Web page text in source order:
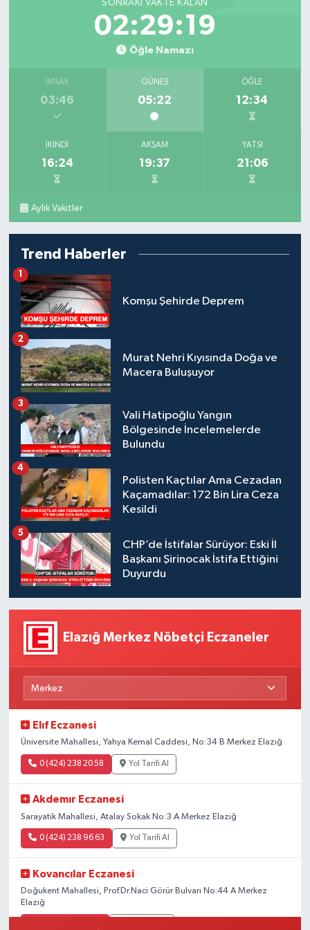
SONRAKI VAKTE KALAN
02:29:18
Öğle Namazı
İMSAK
03:46
GÜNEŞ
05:22
ÖĞLE
12:34
İKINDI
16:24
AKŞAM
19:37
YATSI
21:06
Aylık Vakitler
Trend Haberler
Komşu Şehirde Deprem
1
Murat Nehri Kıyısında Doğa ve
Macera Buluşuyor
2
Vali Hatipoğlu Yangın
Bölgesinde İncelemelerde
Bulundu
3
Polisten Kaçtılar Ama Cezadan
Kaçamadılar: 172 Bin Lira Ceza
Kesildi
4
CHP’de İstifalar Sürüyor: Eski İl
Başkanı Şirinocak İstifa Ettiğini
Duyurdu
5
Elazığ Merkez Nöbetçi Eczaneler
Elıf Eczanesi
Üniversite Mahallesi, Yahya Kemal Caddesi, No:34 B Merkez Elazığ
0 (424) 238 20 58 Yol Tarifi Al
Akdemır Eczanesi
Sarayatik Mahallesi, Atalay Sokak No:3 A Merkez Elazığ
0 (424) 238 96 63 Yol Tarifi Al
Kovancılar Eczanesi
Doğukent Mahallesi, Prof.Dr.Naci Görür Bulvarı No:44 A Merkez
Elazığ